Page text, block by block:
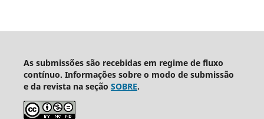
As submissões são recebidas em regime de fluxo
contínuo. Informações sobre o modo de submissão
e da revista na seção SOBRE.